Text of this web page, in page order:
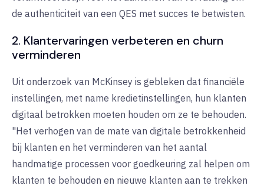
de authenticiteit van een QES met succes te betwisten.
2. Klantervaringen verbeteren en churn
verminderen
Uit onderzoek van McKinsey is gebleken dat financiële
instellingen, met name kredietinstellingen, hun klanten
digitaal betrokken moeten houden om ze te behouden.
"Het verhogen van de mate van digitale betrokkenheid
bij klanten en het verminderen van het aantal
handmatige processen voor goedkeuring zal helpen om
klanten te behouden en nieuwe klanten aan te trekken